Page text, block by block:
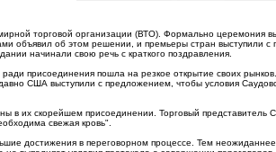
торговой организации (ВТО). Формально церемония
объявил об этом решении, и премьеры стран выступили с
начинали свою речь с краткого поздравления.
присоединения пошла на резкое открытие своих
США выступили с предложением, чтобы условия
в их скорейшем присоединении. Торговый представитель
свежая кровь".
достижения в переговорном процессе. Тем